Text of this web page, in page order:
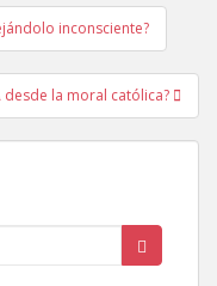
inconsciente?
la moral católica?